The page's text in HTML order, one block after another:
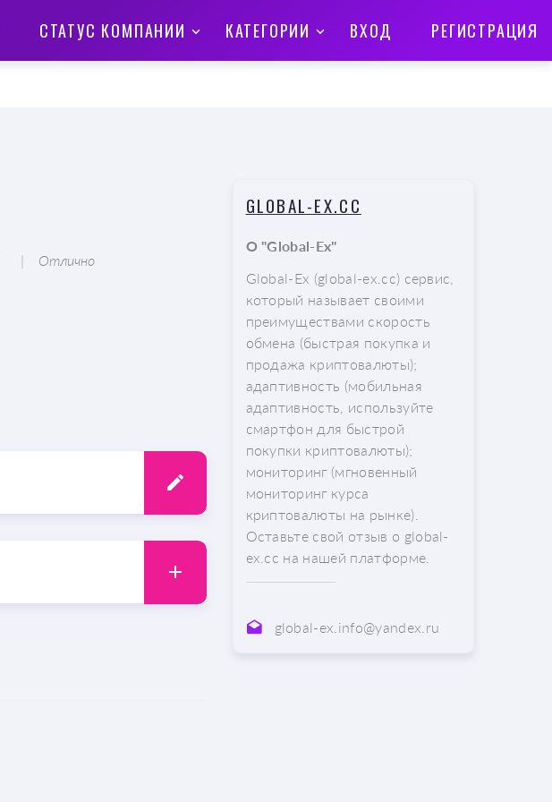
СТАТУС КОМПАНИИ КАТЕГОРИИ ВХОД РЕГИСТРАЦИЯ
Отлично
GLOBAL-EX.CC
О "Global-Ex"
Global-Ex (global-ex.cc) сервис,
который называет своими
преимуществами скорость
обмена (быстрая покупка и
продажа криптовалюты);
адаптивность (мобильная
адаптивность, используйте
смартфон для быстрой
покупки криптовалюты);
мониторинг (мгновенный
мониторинг курса
криптовалюты на рынке).
Оставьте свой отзыв о global-
ex.cc на нашей платформе.
global-ex.info@yandex.ru